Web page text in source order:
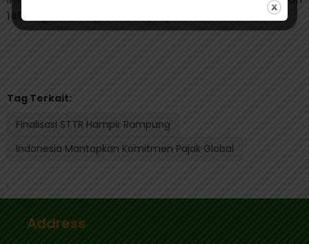
140 negara dan yurisdiksi. (alf)
Tag Terkait:
Finalisasi STTR Hampir Rampung
Indonesia Mantapkan Komitmen Pajak Global
.
Address